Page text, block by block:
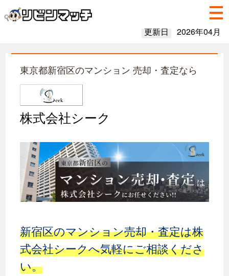
更新日 2026年04月
東京都新宿区のマンション 売却・査定なら
株式会社シーク
新宿区のマンション売却・査定は株
式会社シークへ気軽にご相談くださ
い。